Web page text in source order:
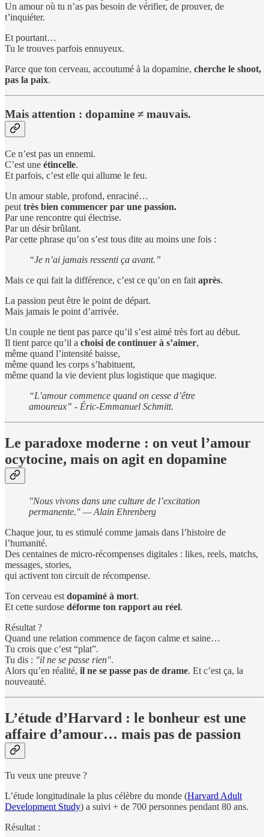
Un amour où tu n’as pas besoin de vérifier, de prouver, de
t’inquiéter.
Et pourtant…
Tu le trouves parfois ennuyeux.
Parce que ton cerveau, accoutumé à la dopamine, cherche le shoot,
pas la paix.
Mais attention : dopamine ≠ mauvais.
Ce n’est pas un ennemi.
C’est une étincelle.
Et parfois, c’est elle qui allume le feu.
Un amour stable, profond, enraciné…
peut très bien commencer par une passion.
Par une rencontre qui électrise.
Par un désir brûlant.
Par cette phrase qu’on s’est tous dite au moins une fois :
“Je n’ai jamais ressenti ça avant.”
Mais ce qui fait la différence, c’est ce qu’on en fait après.
La passion peut être le point de départ.
Mais jamais le point d’arrivée.
Un couple ne tient pas parce qu’il s’est aimé très fort au début.
Il tient parce qu’il a choisi de continuer à s’aimer,
même quand l’intensité baisse,
même quand les corps s’habituent,
même quand la vie devient plus logistique que magique.
“L’amour commence quand on cesse d’être
amoureux” - Éric-Emmanuel Schmitt.
Le paradoxe moderne : on veut l’amour
ocytocine, mais on agit en dopamine
"Nous vivons dans une culture de l’excitation
permanente." — Alain Ehrenberg
Chaque jour, tu es stimulé comme jamais dans l’histoire de
l’humanité.
Des centaines de micro-récompenses digitales : likes, reels, matchs,
messages, stories,
qui activent ton circuit de récompense.
Ton cerveau est dopaminé à mort.
Et cette surdose déforme ton rapport au réel.
Résultat ?
Quand une relation commence de façon calme et saine…
Tu crois que c’est “plat”.
Tu dis : "il ne se passe rien".
Alors qu’en réalité, il ne se passe pas de drame. Et c’est ça, la
nouveauté.
L’étude d’Harvard : le bonheur est une
affaire d’amour… mais pas de passion
Tu veux une preuve ?
L’étude longitudinale la plus célèbre du monde (Harvard Adult
Development Study) a suivi + de 700 personnes pendant 80 ans.
Résultat :